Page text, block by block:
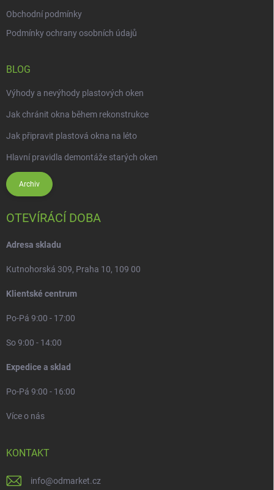
Obchodní podmínky
Podmínky ochrany osobních údajů
BLOG
Výhody a nevýhody plastových oken
Jak chránit okna během rekonstrukce
Jak připravit plastová okna na léto
Hlavní pravidla demontáže starých oken
Archiv
OTEVÍRÁCÍ DOBA
Adresa skladu
Kutnohorská 309, Praha 10, 109 00
Klientské centrum
Po-Pá 9:00 - 17:00
So 9:00 - 14:00
Expedice a sklad
Po-Pá 9:00 - 16:00
Více o nás
KONTAKT
info@odmarket.cz